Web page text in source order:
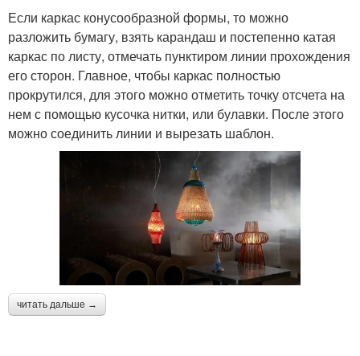
Если каркас конусообразной формы, то можно
разложить бумагу, взять карандаш и постепенно катая
каркас по листу, отмечать пунктиром линии прохождения
его сторон. Главное, чтобы каркас полностью
прокрутился, для этого можно отметить точку отсчета на
нем с помощью кусочка нитки, или булавки. После этого
можно соединить линии и вырезать шаблон.
читать дальше →